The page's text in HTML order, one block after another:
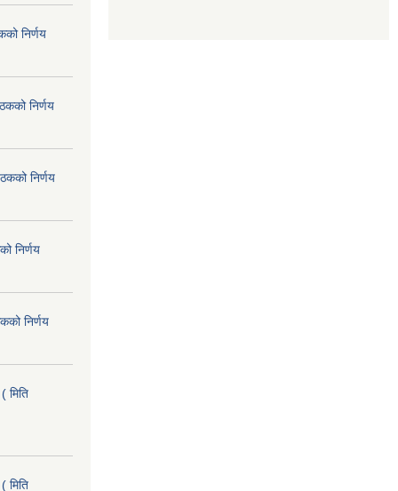
निर्णय
निर्णय
निर्णय
निर्णय
निर्णय
मिति
मिति